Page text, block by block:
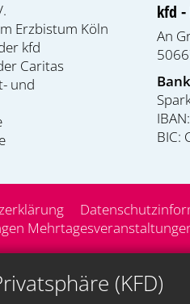
(KFD)
Erzbistum Köln
kfd
Caritas
und
kfd -
An
BIC: